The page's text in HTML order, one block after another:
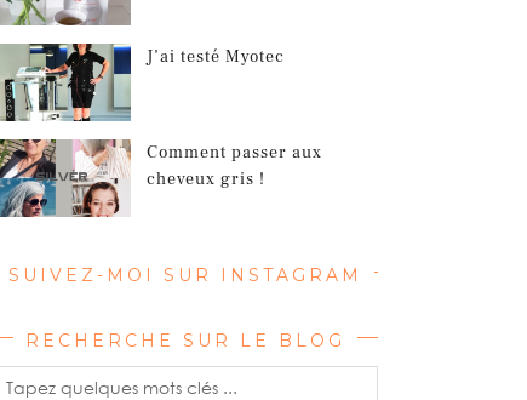
J’ai testé Myotec
Comment passer aux
cheveux gris !
SUIVEZ-MOI SUR INSTAGRAM
RECHERCHE SUR LE BLOG